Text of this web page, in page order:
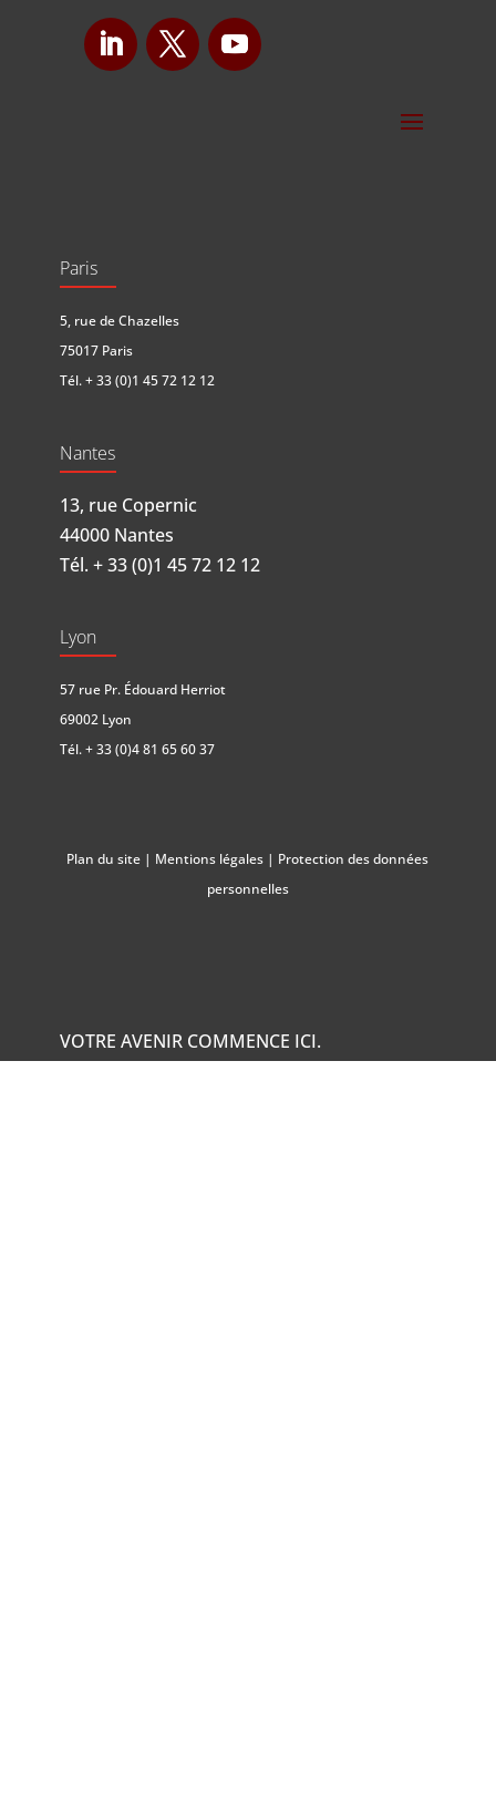
Paris
5, rue de Chazelles
75017 Paris
Tél.+ 33 (0)1 45 72 12 12
Nantes
13, rue Copernic
44000 Nantes
Tél. + 33 (0)1 45 72 12 12
Lyon
57 rue Pr. Édouard Herriot
69002 Lyon
Tél.+ 33 (0)4 81 65 60 37
Plan du site | Mentions légales | Protection des données
personnelles
VOTRE AVENIR COMMENCE ICI.